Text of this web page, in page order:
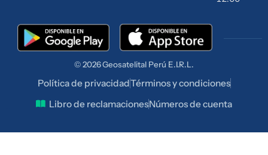
© 2026Geosatelital Perú E.I.R.L.
Política de privacidadTérminos y condiciones
Libro de reclamacionesNúmeros de cuenta